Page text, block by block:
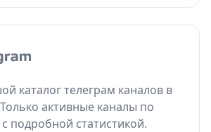
каталог телеграм каналов в
активные каналы по
подробной статистикой.